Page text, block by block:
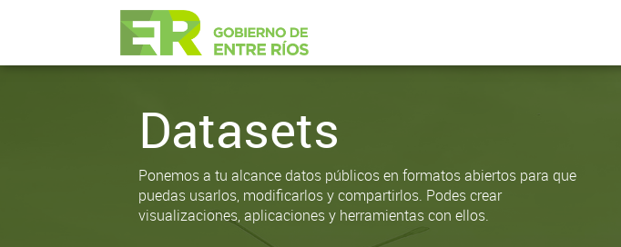
Datasets
Ponemos a tu alcance datos públicos en formatos abiertos para que
puedas usarlos, modificarlos y compartirlos. Podes crear
visualizaciones, aplicaciones y herramientas con ellos.